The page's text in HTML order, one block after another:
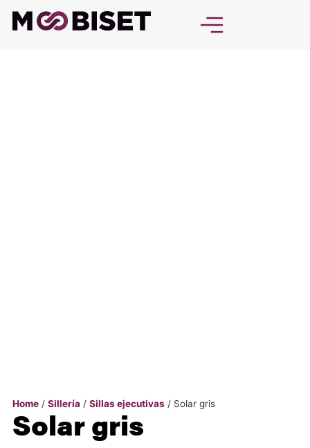
Home/ Sillería / Sillas ejecutivas / Solar gris
Solar gris